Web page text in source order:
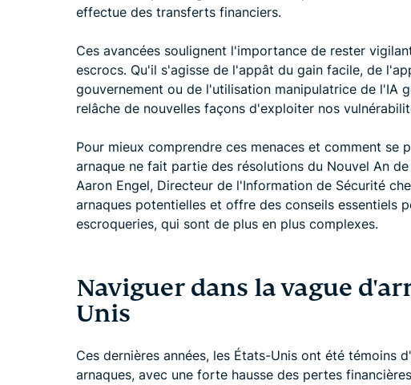
effectue des transferts financiers.
Ces avancées soulignent l'importance de rester
escrocs. Qu'il s'agisse de l'appât du gain facile, de
gouvernement ou de l'utilisation manipulatrice de l'IA
relâche de nouvelles façons d'exploiter nos
Pour mieux comprendre ces menaces et comment se
arnaque ne fait partie des résolutions du Nouvel An
Aaron Engel, Directeur de l'Information de Sécurité
arnaques potentielles et offre des conseils essentiels
escroqueries, qui sont de plus en plus complexes.
Naviguer dans la vague
Unis
Ces dernières années, les États-Unis ont été témoins
arnaques, avec une forte hausse des pertes